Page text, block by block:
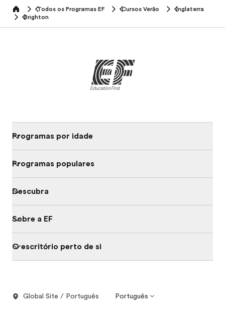
home Todos os Programas EF Cursos Verão
Inglaterra
Brighton
Programas por idade
Programas populares
Descubra
Sobre a EF
O escritório perto de si
Global Site / Português Português